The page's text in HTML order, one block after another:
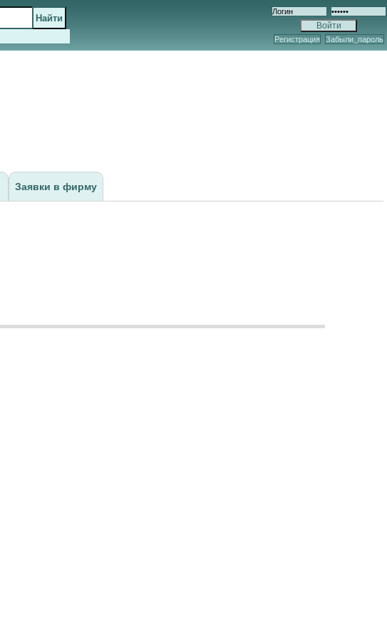
Регистрация Забыли_пароль
Заявки в фирму